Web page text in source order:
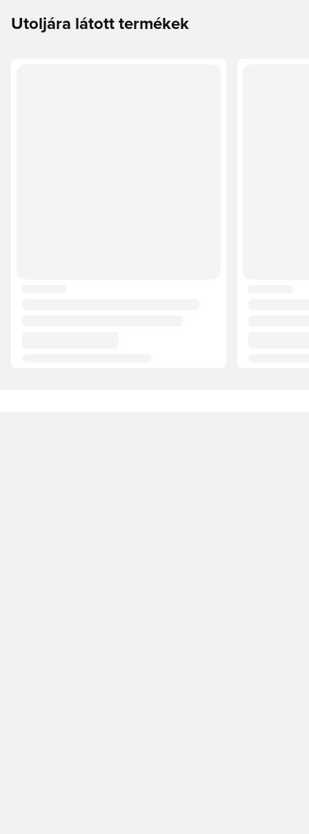
Utoljára látott termékek